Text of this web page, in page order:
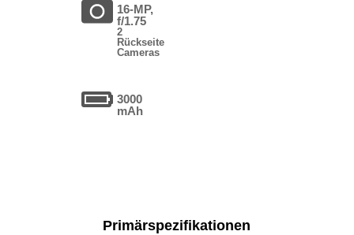
16-MP,
f/1.75
2
Rückseite
Cameras
3000
mAh
Primärspezifikationen